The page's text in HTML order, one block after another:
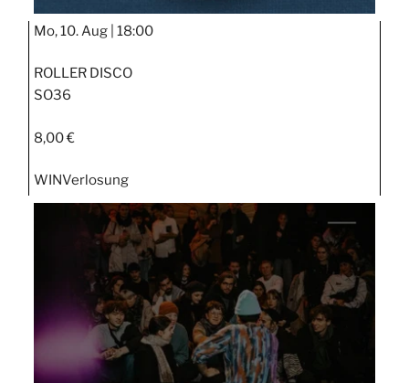
Mo, 10. Aug | 18:00
ROLLER DISCO
SO36
8,00 €
WINVerlosung